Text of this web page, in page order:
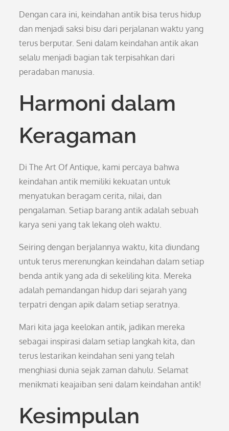
Dengan cara ini, keindahan antik bisa terus hidup
dan menjadi saksi bisu dari perjalanan waktu yang
terus berputar. Seni dalam keindahan antik akan
selalu menjadi bagian tak terpisahkan dari
peradaban manusia.
Harmoni dalam
Keragaman
Di The Art Of Antique, kami percaya bahwa
keindahan antik memiliki kekuatan untuk
menyatukan beragam cerita, nilai, dan
pengalaman. Setiap barang antik adalah sebuah
karya seni yang tak lekang oleh waktu.
Seiring dengan berjalannya waktu, kita diundang
untuk terus merenungkan keindahan dalam setiap
benda antik yang ada di sekeliling kita. Mereka
adalah pemandangan hidup dari sejarah yang
terpatri dengan apik dalam setiap seratnya.
Mari kita jaga keelokan antik, jadikan mereka
sebagai inspirasi dalam setiap langkah kita, dan
terus lestarikan keindahan seni yang telah
menghiasi dunia sejak zaman dahulu. Selamat
menikmati keajaiban seni dalam keindahan antik!
Kesimpulan